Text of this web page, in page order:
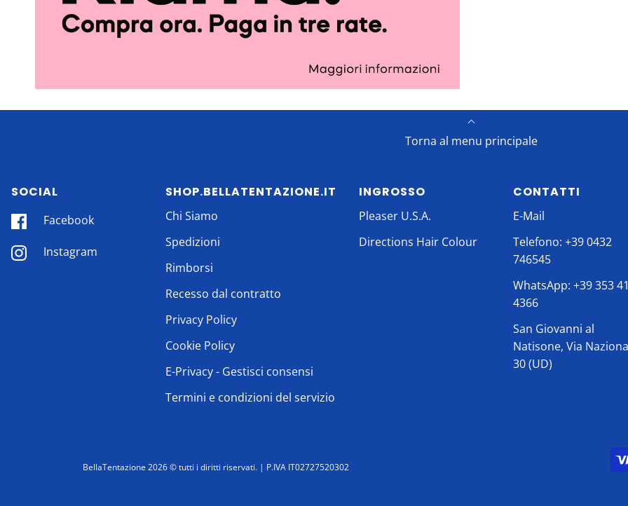
Torna al menu principale
SOCIAL
Facebook
Instagram
SHOP.BELLATENTAZIONE.IT
Chi Siamo
Spedizioni
Rimborsi
Recesso dal contratto
Privacy Policy
Cookie Policy
E-Privacy - Gestisci consensi
Termini e condizioni del servizio
INGROSSO
Pleaser U.S.A.
Directions Hair Colour
CONTATTI
E-Mail
Telefono: +39 0432
746545
WhatsApp: +39 353
4366
San Giovanni al
Natisone, Via
30 (UD)
BellaTentazione 2026 ©tutti i diritti riservati. | P.IVA IT02727520302